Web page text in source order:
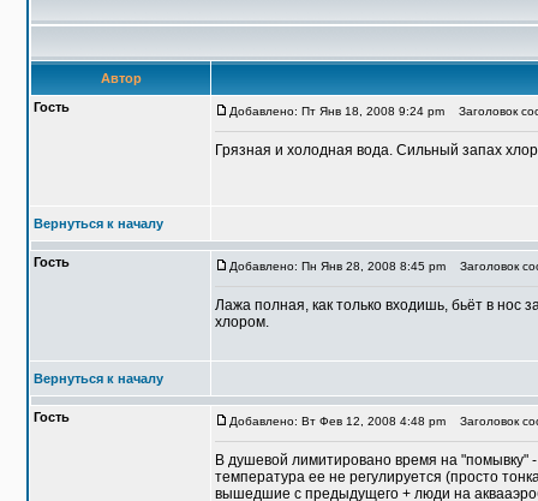
Автор
Гость
Добавлено: Пт Янв 18, 2008 9:24 pm Заголовок
Грязная и холодная вода. Сильный запах
Вернуться к началу
Гость Добавлено: Пн Янв 28, 2008 8:45 pm Заголовок
Лажа полная, как только входишь, бьёт в нос
хлором.
Вернуться к началу
Гость Добавлено: Вт Фев 12, 2008 4:48 pm Заголовок
В душевой лимитировано время на "помывку"
температура ее не регулируется (просто
вышедшие с предыдущего + люди на